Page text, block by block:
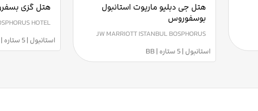
هتل جی دبلیو ماریوت استانبول
بوسفوروس
JW MARRIOTT ISTANBUL BOSPHORUS
استانبول | 5 ستاره | BB
هتل گزی
HOTEL
استانبول | 5 ستاره | BB